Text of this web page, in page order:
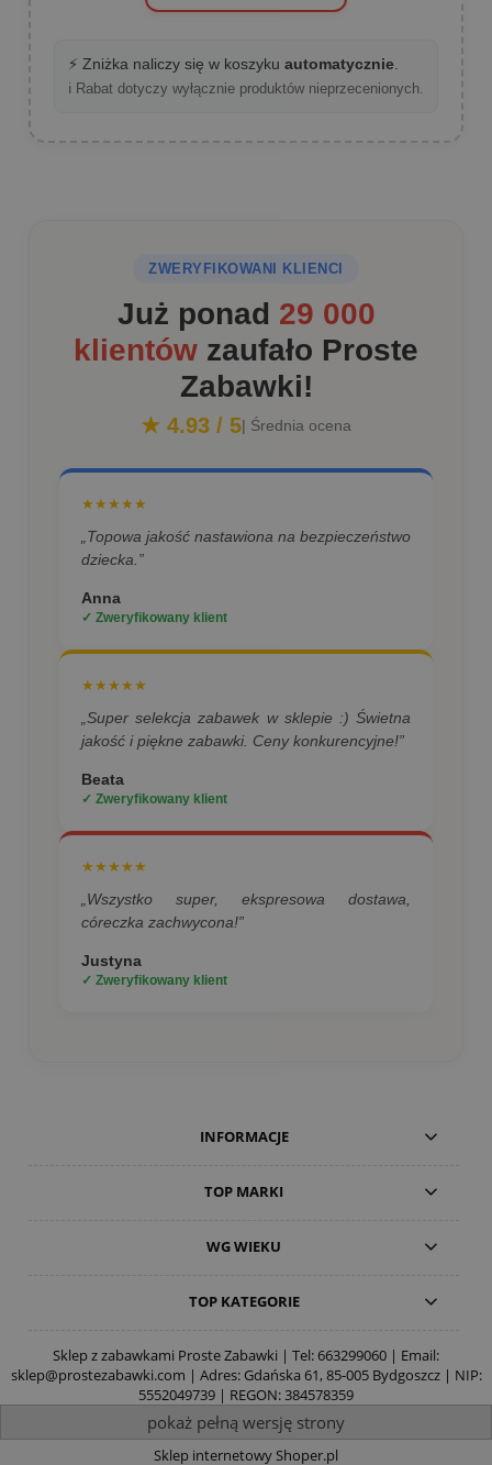
⚡ Zniżka naliczy się w koszyku automatycznie.
ℹ️ Rabat dotyczy wyłącznie produktów nieprzecenionych.
ZWERYFIKOWANI KLIENCI
Już ponad 29 000
klientów zaufało Proste
Zabawki!
★ 4.93 / 5| Średnia ocena
★★★★★
„Topowa jakość nastawiona na bezpieczeństwo
dziecka.”
Anna
✓ Zweryfikowany klient
★★★★★
„Super selekcja zabawek w sklepie :) Świetna
jakość i piękne zabawki. Ceny konkurencyjne!”
Beata
✓ Zweryfikowany klient
★★★★★
„Wszystko super, ekspresowa dostawa,
córeczka zachwycona!”
Justyna
✓ Zweryfikowany klient
INFORMACJE
TOP MARKI
WG WIEKU
TOP KATEGORIE
Sklep z zabawkami Proste Zabawki | Tel:663299060 | Email:
sklep@prostezabawki.com | Adres: Gdańska 61, 85-005 Bydgoszcz | NIP:
5552049739 | REGON: 384578359
pokaż pełną wersję strony
Sklep internetowy Shoper.pl